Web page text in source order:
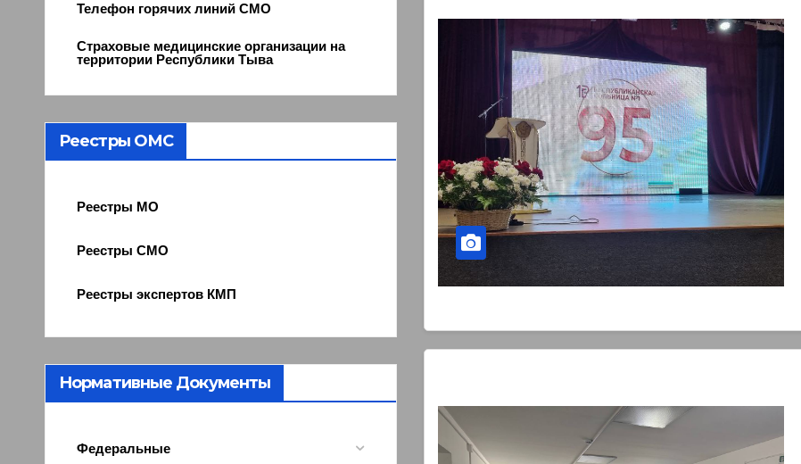
Телефон горячих линий СМО
Страховые медицинские организации на
территории Республики Тыва
Реестры ОМС
Реестры МО
Реестры СМО
Реестры экспертов КМП
Нормативные Документы
Федеральные